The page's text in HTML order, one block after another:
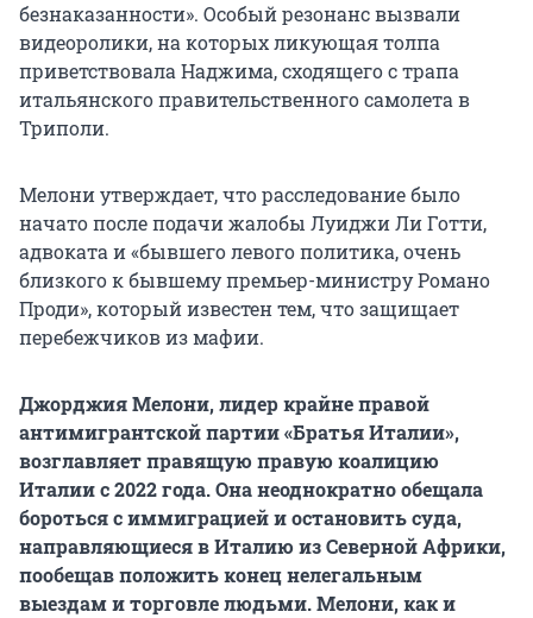
безнаказанности». Особый резонанс вызвали
видеоролики, на которых ликующая толпа
приветствовала Наджима, сходящего с трапа
итальянского правительственного самолета в
Триполи.
Мелони утверждает, что расследование было
начато после подачи жалобы Луиджи Ли Готти,
адвоката и «бывшего левого политика, очень
близкого к бывшему премьер-министру Романо
Проди», который известен тем, что защищает
перебежчиков из мафии.
Джорджия Мелони, лидер крайне правой
антимигрантской партии «Братья Италии»,
возглавляет правящую правую коалицию
Италии с 2022 года. Она неоднократно обещала
бороться с иммиграцией и остановить суда,
направляющиеся в Италию из Северной Африки,
пообещав положить конец нелегальным
выездам и торговле людьми. Мелони, как и